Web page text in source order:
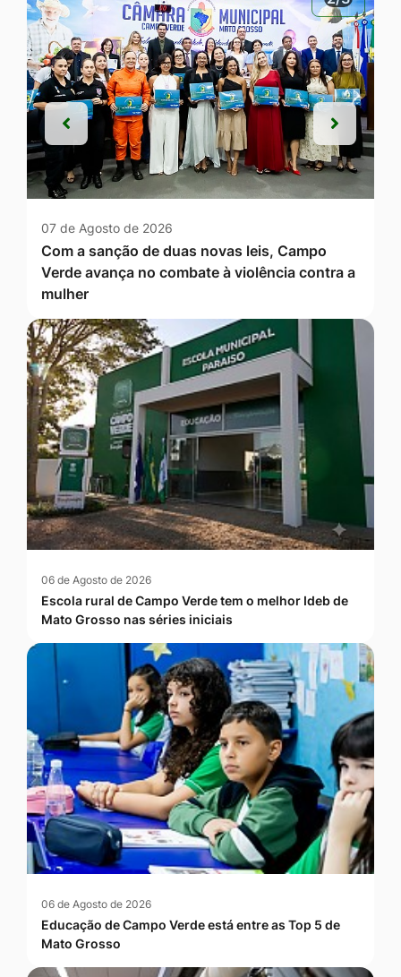
07 de Agosto de 2026
Com a sanção de duas novas leis, Campo
Verde avança no combate à violência contra a
mulher
Anterior
Anterior Próxima
06 de Agosto de 2026
Escola rural de Campo Verde tem o melhor Ideb de
Mato Grosso nas séries iniciais
06 de Agosto de 2026
Educação de Campo Verde está entre as Top 5 de
Mato Grosso